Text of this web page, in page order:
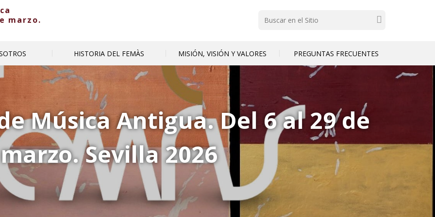
marzo.
HISTORIA DEL FEMÀS MISIÓN, VISIÓN Y VALORES PREGUNTAS FRECUENTES
Música Antigua. Del 6 al 29 de
marzo. Sevilla 2026